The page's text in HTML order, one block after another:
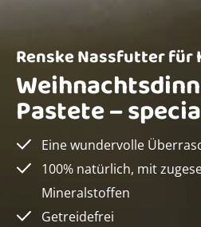
Renske Nassfutter für
Pastete –
Eine wundervolle
100% natürlich, mit
Mineralstoffen
Getreidefrei